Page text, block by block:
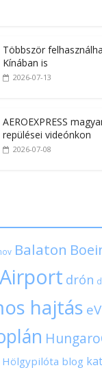
Többször
Kínában is
2026-07-13
AEROEXPRESS
repülései videónkon
2026-07-08
Balaton
drón
hajtás
Hölgypilóta blog